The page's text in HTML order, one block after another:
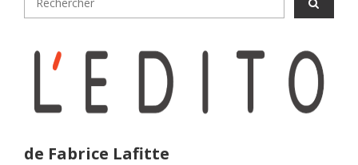
de Fabrice Lafitte